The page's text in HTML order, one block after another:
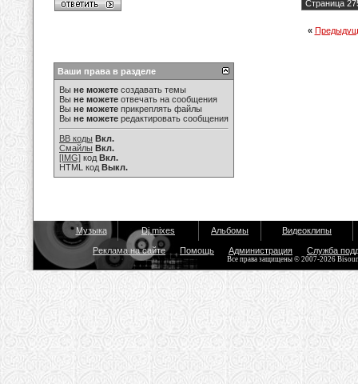
Страница
«
Ваши права в разделе
Вы не можете создавать темы
Вы не можете отвечать на сообщения
Вы не можете прикреплять файлы
Вы не можете редактировать сообщения
BB коды Вкл.
Смайлы Вкл.
[IMG] код Вкл.
HTML код Выкл.
Музыка Dj mixes Альбомы Видеоклипы
Реклама на сайте Помощь Администрация Служба
Все права защищены © 2007-2026